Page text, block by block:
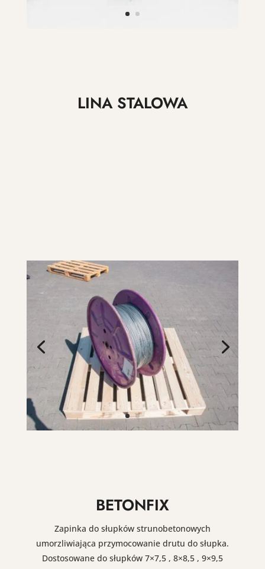
LINA STALOWA
BETONFIX
Zapinka do słupków strunobetonowych
umorzliwiająca przymocowanie drutu do słupka.
Dostosowane do słupków 7×7,5 , 8×8,5 , 9×9,5